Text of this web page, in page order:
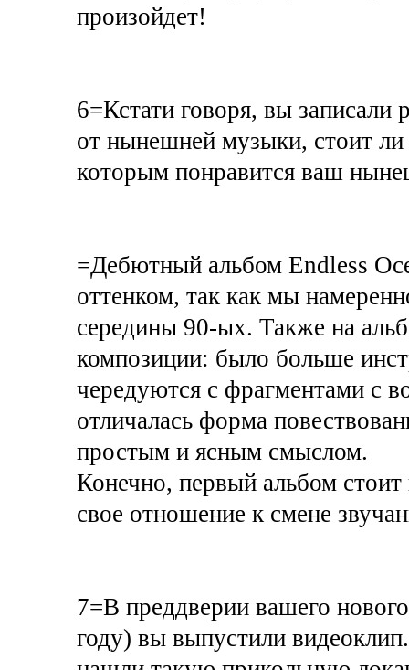
произойдет!
6=Кстати говоря, вы записали
от нынешней музыки, стоит
которым понравится ваш
=Дебютный альбом Endless
оттенком, так как мы
середины 90-ых. Также на
композиции: было больше
чередуются с фрагментами с
отличалась форма
простым и ясным смыслом.
Конечно, первый альбом
свое отношение к смене
7=В преддверии вашего
году) вы выпустили